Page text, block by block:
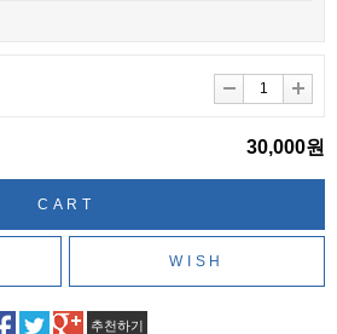
30,000원
WISH
추천하기